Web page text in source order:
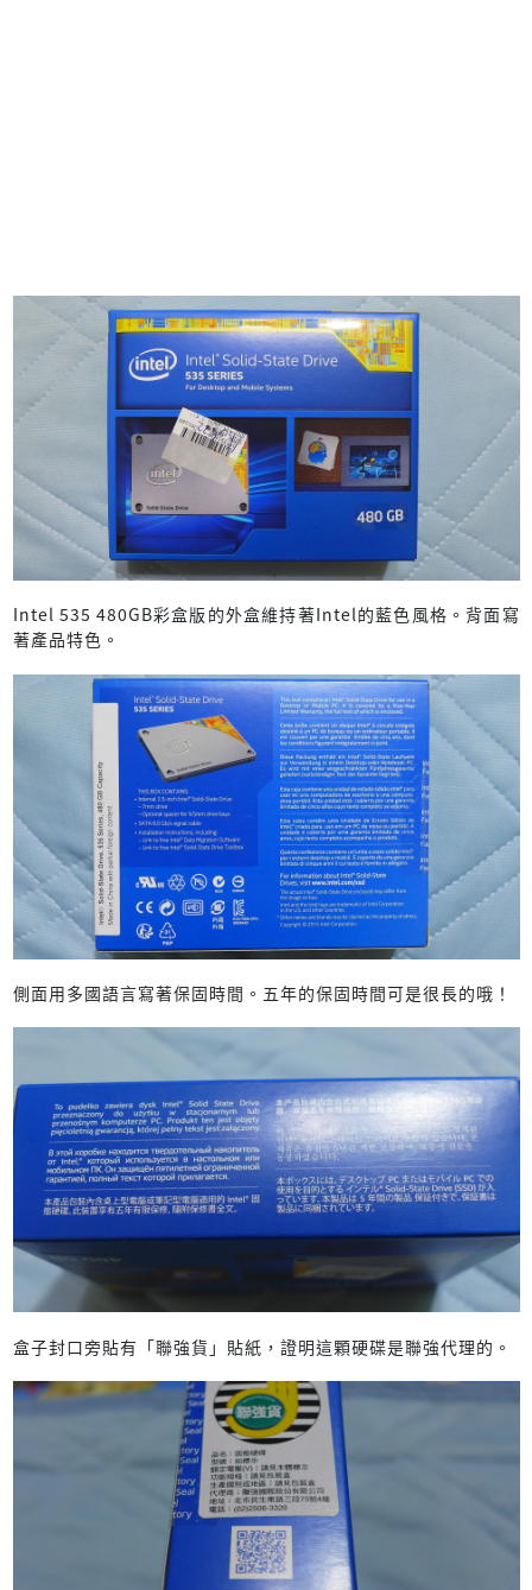
Intel 535 480GB彩盒版的外盒維持著Intel的藍色風格。背面寫
著產品特色。
側面用多國語言寫著保固時間。五年的保固時間可是很長的哦！
盒子封口旁貼有「聯強貨」貼紙，證明這顆硬碟是聯強代理的。